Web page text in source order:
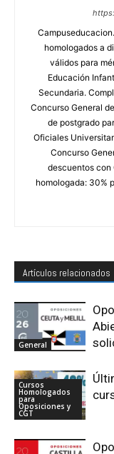
homologados a
válidos para
Educación
Secundaria.
Concurso General
de postgrado
Oficiales
Concurso
descuentos con
homologada: 30%
Artículos relacionados
General
Cursos
Homologados
para
Oposiciones y
CGT